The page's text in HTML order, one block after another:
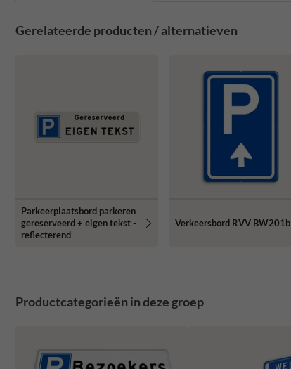
Gerelateerde producten / alternatieven
Parkeerplaatsbord parkeren
gereserveerd + eigen tekst -
reflecterend
Verkeersbord RVV BW201b
Productcategorieën in deze groep